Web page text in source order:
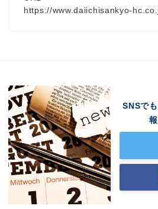
https://www.daiichisankyo-
SNSで